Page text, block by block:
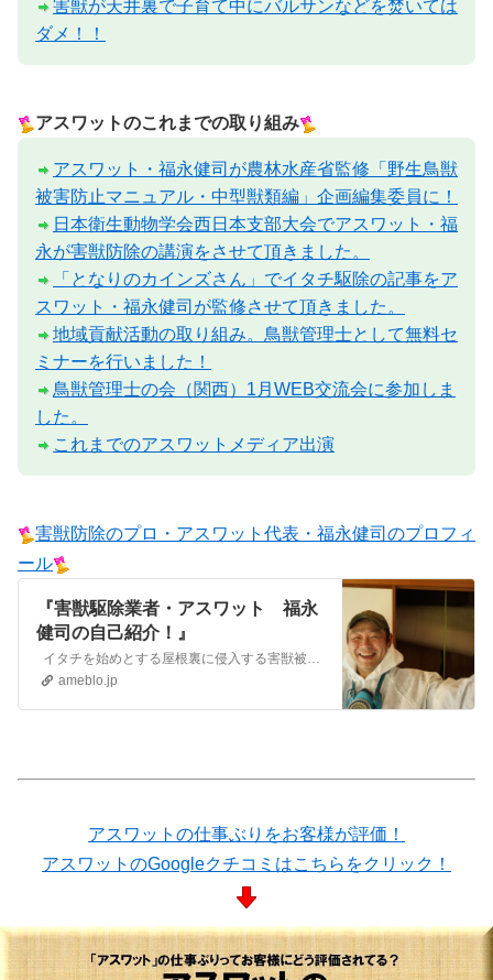
害獣が天井裏で子育て中にバルサンなどを焚いては
ダメ！！
アスワットのこれまでの取り組み
アスワット・福永健司が農林水産省監修「野生鳥獣
被害防止マニュアル・中型獣類編」企画編集委員に！
日本衛生動物学会西日本支部大会でアスワット・福
永が害獣防除の講演をさせて頂きました。
「となりのカインズさん」でイタチ駆除の記事をア
スワット・福永健司が監修させて頂きました。
地域貢献活動の取り組み。鳥獣管理士として無料セ
ミナーを行いました！
鳥獣管理士の会（関西）1月WEB交流会に参加しま
した。
これまでのアスワットメディア出演
害獣防除のプロ・アスワット代表・福永健司のプロフィ
ール
『害獣駆除業者・アスワット 福永
健司の自己紹介！』
イタチを始めとする屋根裏に侵入する害獣被害でお困りの方、お気軽にご相談ください！ 自己紹介駆除より防除を実践する、害獣防除アドバイザー・アスワット代表の…
ameblo.jp
アスワットの仕事ぶりをお客様が評価！
アスワットのGoogleクチコミはこちらをクリック！